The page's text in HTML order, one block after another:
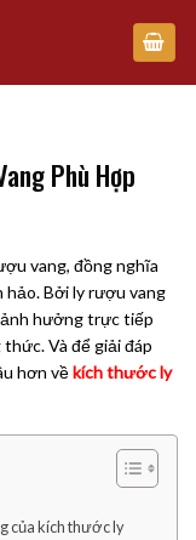
Phù Hợp
vang, đồng nghĩa
hảo. Bởi ly rượu vang
hưởng trực tiếp
Và để giải đáp
hơn vềkích thước ly
của kích thước ly